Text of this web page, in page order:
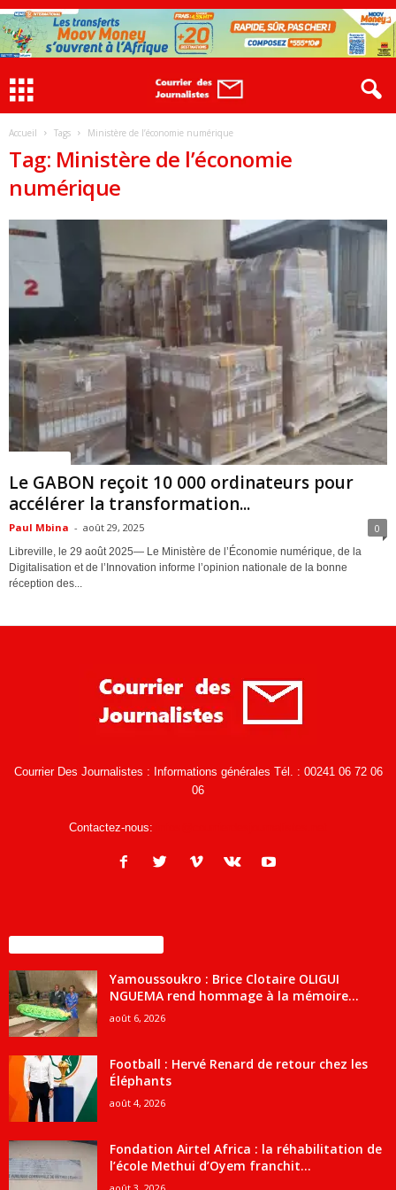
Accueil Tags Ministère de l’économie numérique
Tag: Ministère de l’économie
numérique
Le GABON reçoit 10 000 ordinateurs pour
accélérer la transformation...
Paul Mbina - août 29, 2025 0
Libreville, le 29 août 2025— Le Ministère de l’Économie numérique, de la
Digitalisation et de l’Innovation informe l’opinion nationale de la bonne
réception des...
Courrier Des Journalistes : Informations générales Tél. : 00241 06 72 06
06
Contactez-nous:
Yamoussoukro : Brice Clotaire OLIGUI
NGUEMA rend hommage à la mémoire...
août 6, 2026
Football : Hervé Renard de retour chez les
Éléphants
août 4, 2026
Fondation Airtel Africa : la réhabilitation de
l’école Methui d’Oyem franchit...